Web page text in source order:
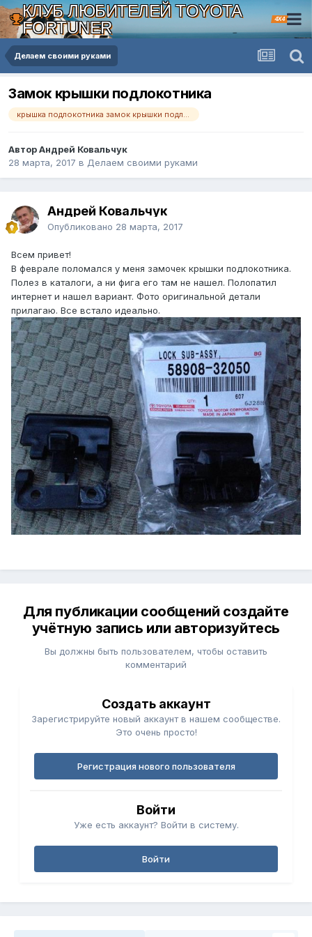
КЛУБ ЛЮБИТЕЛЕЙ TOYOTA
FORTUNER
4X4
Делаем своими руками
Замок крышки подлокотника
крышка подлокотника замок крышки подлокотника
Автор Андрей Ковальчук
28 марта, 2017 в Делаем своими руками
Андрей Ковальчук
Опубликовано 28 марта, 2017
Всем привет!
В феврале поломался у меня замочек крышки подлокотника.
Полез в каталоги, а ни фига его там не нашел. Полопатил
интернет и нашел вариант. Фото оригинальной детали
прилагаю. Все встало идеально.
Для публикации сообщений создайте
учётную запись или авторизуйтесь
Вы должны быть пользователем, чтобы оставить
комментарий
Создать аккаунт
Зарегистрируйте новый аккаунт в нашем сообществе.
Это очень просто!
Регистрация нового пользователя
Войти
Уже есть аккаунт? Войти в систему.
Войти